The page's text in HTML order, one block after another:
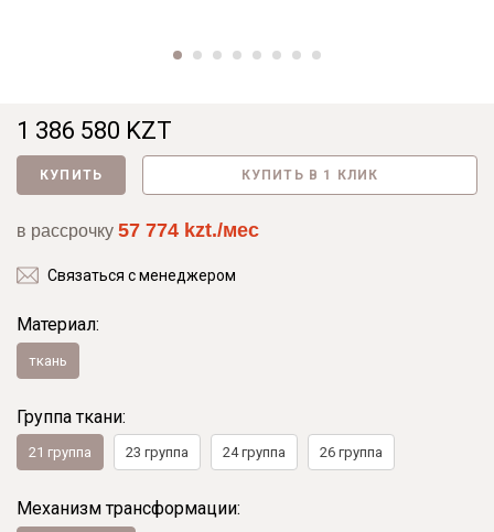
1 386 580 KZT
КУПИТЬ КУПИТЬ В 1 КЛИК
в рассрочку 57 774 kzt./мес
Связаться с менеджером
Материал:
ткань
Группа ткани:
21 группа 23 группа 24 группа 26 группа
Механизм трансформации: